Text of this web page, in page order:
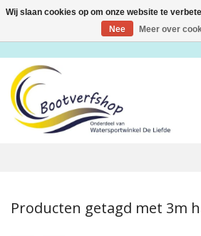
Toggle
Producten getagd met 3m
Wij slaan cookies op om onze website te
Nee
Meer over